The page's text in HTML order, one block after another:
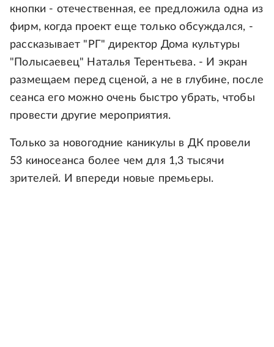
кнопки - отечественная, ее предложила одна из
фирм, когда проект еще только обсуждался, -
рассказывает "РГ" директор Дома культуры
"Полысаевец" Наталья Терентьева. - И экран
размещаем перед сценой, а не в глубине, после
сеанса его можно очень быстро убрать, чтобы
провести другие мероприятия.
Только за новогодние каникулы в ДК провели
53 киносеанса более чем для 1,3 тысячи
зрителей. И впереди новые премьеры.